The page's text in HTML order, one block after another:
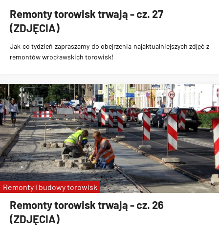
Remonty torowisk trwają - cz. 27
(ZDJĘCIA)
Jak co tydzień zapraszamy do obejrzenia najaktualniejszych zdjęć z
remontów wrocławskich torowisk!
Remonty torowisk trwają - cz. 26
(ZDJĘCIA)
Remonty i budowy torowisk